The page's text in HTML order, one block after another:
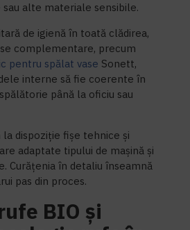
alte materiale sensibile.
de igienă în toată clădirea,
complementare, precum
pentru spălat vase Sonett,
interne să fie coerente în
până la oficiu sau
dispoziție fișe tehnice și
adaptate tipului de mașină și
Curățenia în detaliu înseamnă
pas din proces.
BIO și